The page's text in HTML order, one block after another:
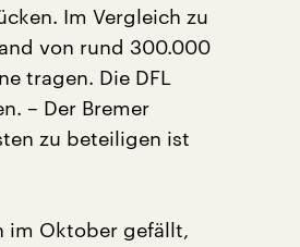
Im Vergleich zu
von rund 300.000
tragen. Die DFL
– Der Bremer
zu beteiligen ist
im Oktober gefällt,